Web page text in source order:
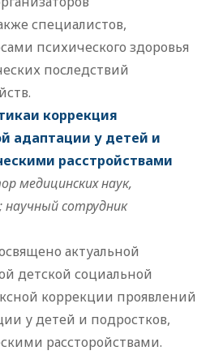
специалистов,
психического здоровья
последствий
коррекция
адаптации у детей и
расстройствами
медицинских наук,
научный сотрудник
актуальной
детской социальной
коррекции проявлений
у детей и подростков,
рассторойствами.